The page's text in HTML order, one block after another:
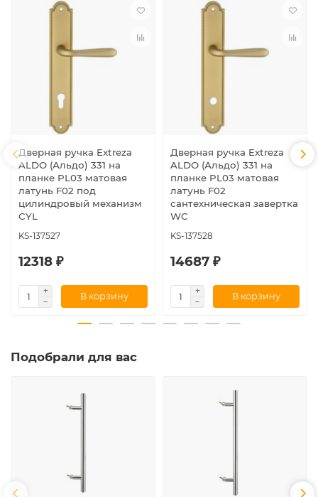
Дверная ручка Extreza
ALDO (Альдо) 331 на
планке PL03 матовая
латунь F02 под
цилиндровый механизм
CYL
KS-137527
12318 ₽
В корзину
Дверная ручка Extreza
ALDO (Альдо) 331 на
планке PL03 матовая
латунь F02
сантехническая завертка
WC
KS-137528
14687 ₽
В корзину
Подобрали для вас